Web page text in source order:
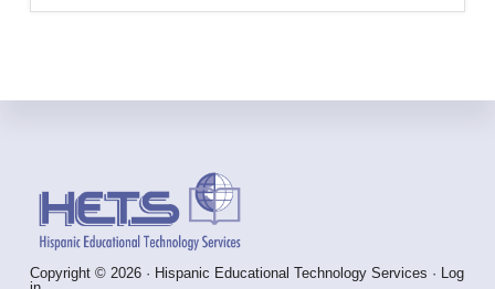
Copyright © 2026 · Hispanic Educational Technology Services · Log